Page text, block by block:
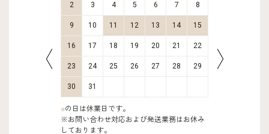
2 3 4 5 6 7 8
9 10 11 12 13 14 15
16 17 18 19 20 21 22
23 24 25 26 27 28 29
30 31
■の日は休業日です。
※お問い合わせ対応および発送業務はお休み
しております。